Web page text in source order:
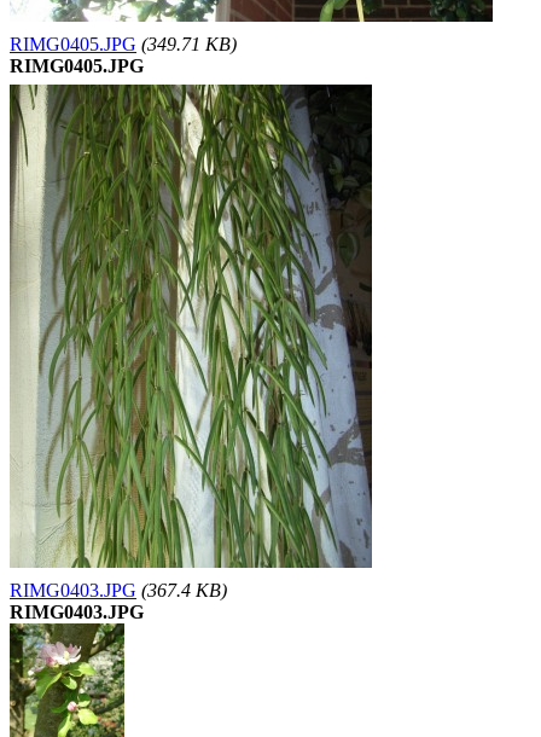
RIMG0405.JPG (349.71 KB)
RIMG0405.JPG
RIMG0403.JPG (367.4 KB)
RIMG0403.JPG